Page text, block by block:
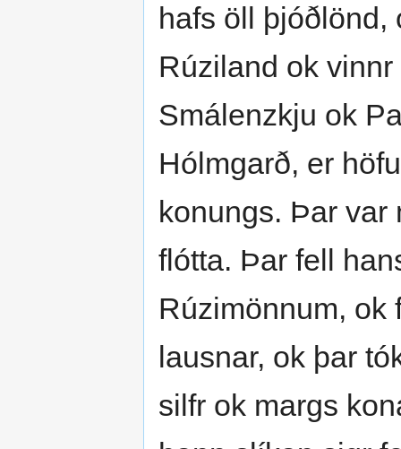
hafs öll þjóðlönd,
Rúziland ok
Smálenzkju ok
Hólmgarð, er
konungs. Þar
flótta. Þar fell
Rúzimönnum, ok
lausnar, ok þar
silfr ok margs